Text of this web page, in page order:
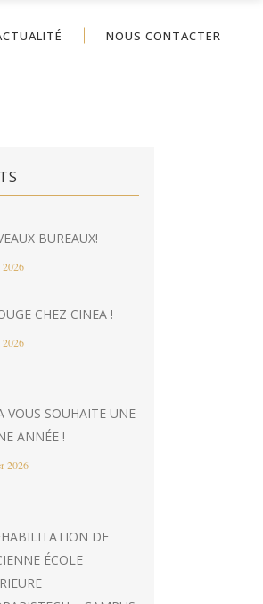
NOUS CONTACTER
BUREAUX!
CHEZ CINEA !
VOUS SOUHAITE UNE
ANNÉE !
2026
DE
ÉCOLE